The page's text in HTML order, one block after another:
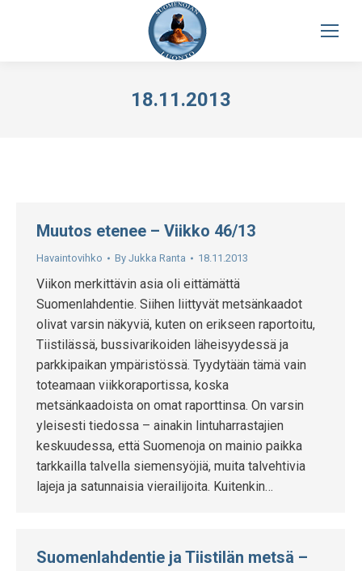
18.11.2013
Muutos etenee – Viikko 46/13
Havaintovihko By Jukka Ranta 18.11.2013
Viikon merkittävin asia oli eittämättä
Suomenlahdentie. Siihen liittyvät metsänkaadot
olivat varsin näkyviä, kuten on erikseen raportoitu,
Tiistilässä, bussivarikoiden läheisyydessä ja
parkkipaikan ympäristössä. Tyydytään tämä vain
toteamaan viikkoraportissa, koska
metsänkaadoista on omat raporttinsa. On varsin
yleisesti tiedossa – ainakin lintuharrastajien
keskuudessa, että Suomenoja on mainio paikka
tarkkailla talvella siemensyöjiä, muita talvehtivia
lajeja ja satunnaisia vierailijoita. Kuitenkin…
Suomenlahdentie ja Tiistilän metsä –